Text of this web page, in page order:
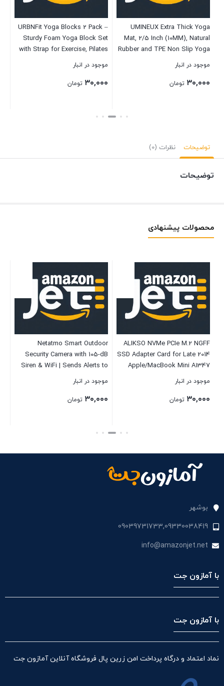
UMINEUX Extra Thick Yoga
Mat, 2/5 Inch (10MM), Natural
Rubber and TPE Non Slip Yoga
for Yoga, Pilates and Home
موجود در انبار
۳۰,۰۰۰ تومان
URBNFit Yoga Blocks 2 Pack –
Sturdy Foam Yoga Block Set
with Strap for Exercise, Pilates
Density Non Slip Brick, Fitness
موجود در انبار
۳۰,۰۰۰ تومان
بستن
توضیحات نظرات (0)
توضیحات
محصولات پیشنهادی
ALIKSO NVMe PCIe M.2 NGFF
SSD Adapter Card for Late 2014
Apple/MacBook Mini A1347
موجود در انبار
۳۰,۰۰۰ تومان
Netatmo Smart Outdoor
Security Camera with 105-dB
Siren & WiFi | Sends Alerts to
Your Smartphone | Floodlight &
Vision | Security Without
موجود در انبار
۳۰,۰۰۰ تومان
بستن
بوشهر
09039731733,09330038419
info@amazonjet.net
با آمازون جت
با آمازون جت
نماد اعتماد و درگاه پرداخت امن زرین پال فروشگاه آنلاین آمازون جت